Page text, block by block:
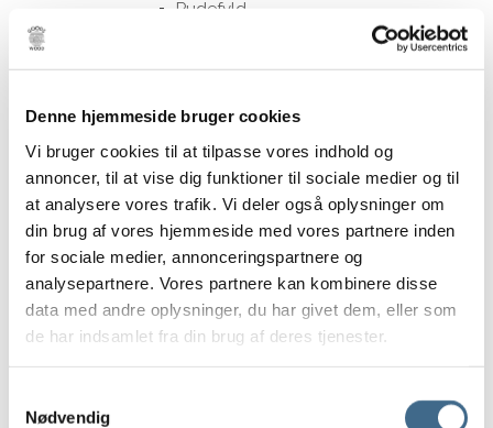
Denne hjemmeside bruger cookies
Vi bruger cookies til at tilpasse vores indhold og
annoncer, til at vise dig funktioner til sociale medier og til
at analysere vores trafik. Vi deler også oplysninger om
din brug af vores hjemmeside med vores partnere inden
for sociale medier, annonceringspartnere og
analysepartnere. Vores partnere kan kombinere disse
data med andre oplysninger, du har givet dem, eller som
de har indsamlet fra din brug af deres tjenester.
Nødvendig
Pudefyld
Tehætter
Viskestykker og grydelapper
Print og Rammer
Print
ATWS
Nynne Rosenvinge
Paper Collective
Tiny Stories
Vissevasse (print)
Rammer